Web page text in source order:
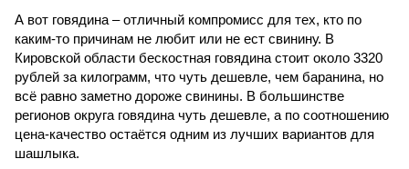
А вот говядина – отличный компромисс для тех, кто по
каким-то причинам не любит или не ест свинину. В
Кировской области бескостная говядина стоит около 3320
рублей за килограмм, что чуть дешевле, чем баранина, но
всё равно заметно дороже свинины. В большинстве
регионов округа говядина чуть дешевле, а по соотношению
цена-качество остаётся одним из лучших вариантов для
шашлыка.